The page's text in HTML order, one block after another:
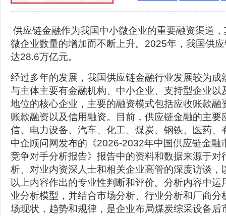
供应链金融作为我国中小微企业的重要融资渠道
微企业数量的增加而不断上升。2025年，我国供
达28.6万亿元。
经过多年的发展，我国供应链金融行业发展较为成
与主体主要有金融机构、中小企业、支持型企业以
地位的核心企业，主要的融资模式包括应收账款融
账款融资以及信用融资。目前，供应链金融的主要
信、电力设备、汽车、化工、煤炭、钢铁、医药、
中企顾问网发布的《2026-2032年中国供应链金融
竞争对手分析报告》报告中的资料和数据来源于对
析、对业内资深人士和相关企业高管的深度访谈，
以上内容作出的专业性判断和评价。分析内容中运
业分析模型，并结合市场分析、行业分析和厂商分
场现状，趋势和规律，是企业布局煤炭综采设备后